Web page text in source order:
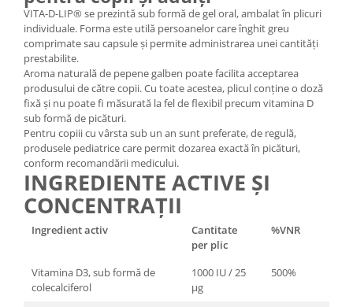
VITA-D-LIP® se prezintă sub formă de gel oral, ambalat în plicuri
individuale. Forma este utilă persoanelor care înghit greu
comprimate sau capsule și permite administrarea unei cantități
prestabilite.
Aroma naturală de pepene galben poate facilita acceptarea
produsului de către copii. Cu toate acestea, plicul conține o doză
fixă și nu poate fi măsurată la fel de flexibil precum vitamina D
sub formă de picături.
Pentru copiii cu vârsta sub un an sunt preferate, de regulă,
produsele pediatrice care permit dozarea exactă în picături,
conform recomandării medicului.
INGREDIENTE ACTIVE ȘI
CONCENTRAȚII
Ingredient activ
Cantitate
per plic
%VNR
Vitamina D3, sub formă de
colecalciferol
1000 IU / 25
µg
500%